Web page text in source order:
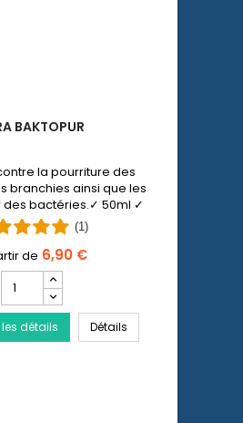
BAKTOPUR
la pourriture des
branchies ainsi que les
des bactéries.✓ 50ml ✓
ml ✓ 500 ml.(1)
6,90 €
quantité
du
produit
SERA
détails DétailsSERA Baktopur